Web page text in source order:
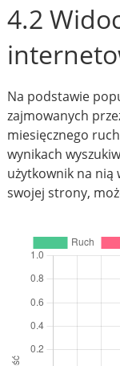
4.2
Na podstawie
zajmowanych
miesięcznego
wynikach
użytkownik na nią
swojej strony,